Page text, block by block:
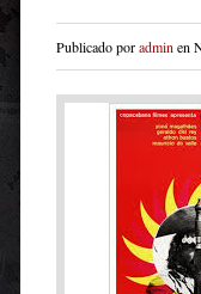
Publicado poradmin en